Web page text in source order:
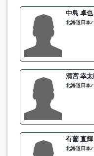
中島 卓也
北海道日本
清宮 幸太
北海道日本
有薗 直輝
北海道日本